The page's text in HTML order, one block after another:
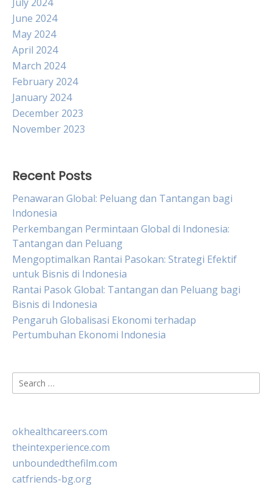
June 2024
May 2024
April 2024
March 2024
February 2024
January 2024
December 2023
November 2023
Recent Posts
Penawaran Global: Peluang dan Tantangan bagi
Indonesia
Perkembangan Permintaan Global di Indonesia:
Tantangan dan Peluang
Mengoptimalkan Rantai Pasokan: Strategi Efektif
untuk Bisnis di Indonesia
Rantai Pasok Global: Tantangan dan Peluang bagi
Bisnis di Indonesia
Pengaruh Globalisasi Ekonomi terhadap
Pertumbuhan Ekonomi Indonesia
Search
for:
okhealthcareers.com
theintexperience.com
unboundedthefilm.com
catfriends-bg.org